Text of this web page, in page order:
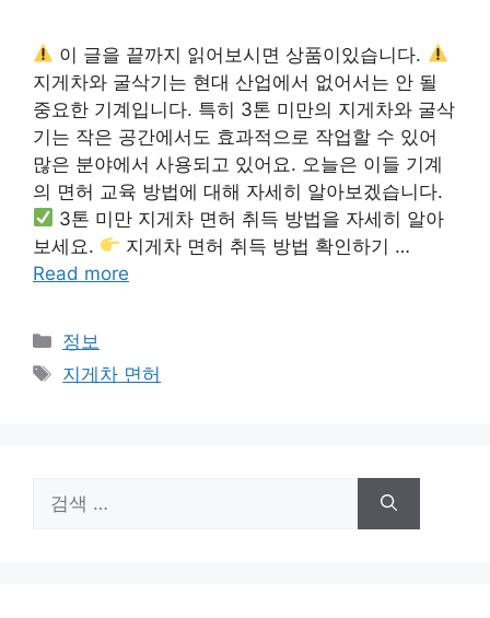
이 글을 끝까지 읽어보시면 상품이있습니다.
지게차와 굴삭기는 현대 산업에서 없어서는 안 될
중요한 기계입니다. 특히 3톤 미만의 지게차와 굴삭
기는 작은 공간에서도 효과적으로 작업할 수 있어
많은 분야에서 사용되고 있어요. 오늘은 이들 기계
의 면허 교육 방법에 대해 자세히 알아보겠습니다.
3톤 미만 지게차 면허 취득 방법을 자세히 알아
보세요.
지게차 면허 취득 방법 확인하기 …
Read more
카
테
고
정보
태
지게차 면허
색: